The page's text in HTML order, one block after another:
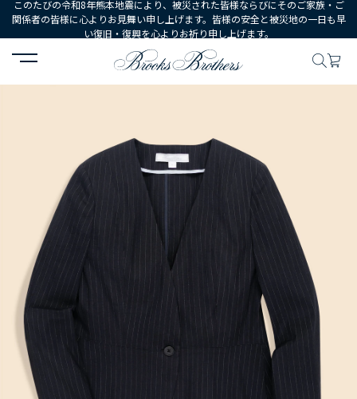
このたびの令和8年熊本地震により、被災された皆様ならびにそのご家族・ご
関係者の皆様に心よりお見舞い申し上げます。皆様の安全と被災地の一日も早
い復旧・復興を心よりお祈り申し上げます。
HOME ウェア ジャケット・ブレザー リネンブレン